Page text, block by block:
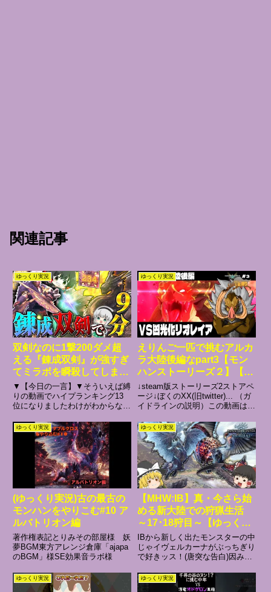
関連記事
ゆっくり実況
双剣なのに1撃200ダメ超
える『錬成双剣』が強すぎ
てミラボを瞬殺してしま
う…【ゆっくり実況：モン
ハンワールドアイスボー
ン】
▼【今日の一言】▼そういえば縛
りの動画でハイプランキング13
位になりましたわけがわからない
▼・アイスボーンのゆっくり実況
はこちら！▼【X（旧Twitter）の
アカウントはこちら！】▼▼【モ
ンハンMADを投稿して...
ゆっくり実況
えりんご一匹で挑むアルカ
ラ大陸後編なpart3【モン
ハンストーリーズ２】【ゆ
っくり実況】
↓steam版ストーリーズ2ストアペ
ージ↓ぼくのXX(旧twitter)... （ガ
イドラインの説明）この動画は東
projectの二次創作に関するガイド
ラインは下記URLをご参照下さ
い。使用させていただい...
ゆっくり実況
(ゆっくり実況)古の最古の
モンハンをやりこむ#10 ア
ルバトリオン編
著作権表記とりみその部屋様 妖
夢BGM東方アレンジ倉庫「ajapa
のBGM」様SE効果音ラボ様
ゆっくり実況
【MHW:IB】真・今さら始
める新大陸での狩猟生活
～17･18狩目～【ゆっくり
実況】
IBから新しく出たモンスターの中
じゃイヴェルカーナがぶっちぎり
で好きッス！(唐突な告白)因みに
ンパクトにまとめるので見てね♡
ゆっくり実況 ゆっくり実況